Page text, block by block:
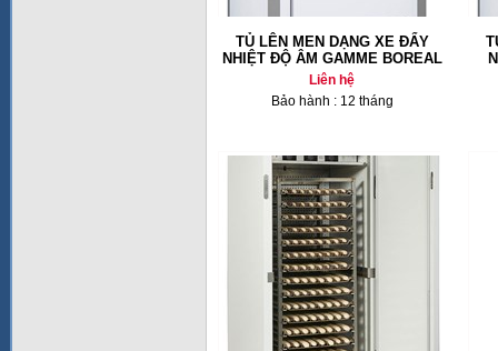
TỦ LÊN MEN DẠNG XE ĐẨY
NHIỆT ĐỘ ÂM GAMME BOREAL
Liên hệ
Bảo hành : 12 tháng